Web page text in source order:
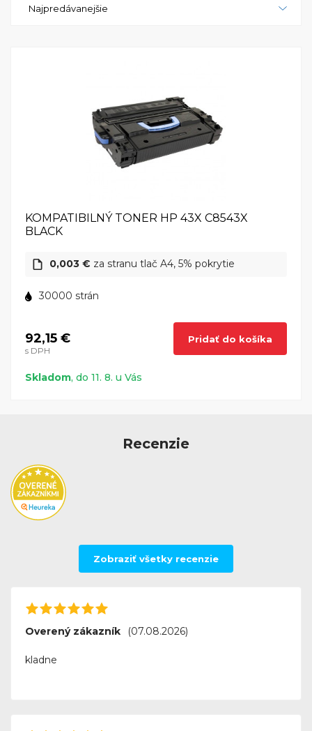
zabezpečí efektívne spracovanie tlačových úloh a
partner pre všetky tlačové potreby.
Najpredávanejšie
KOMPATIBILNÝ TONER HP 43X C8543X
BLACK
0,003 € za stranu tlač A4, 5% pokrytie
30000 strán
92,15 €
s DPH
Pridať do košíka
Skladom, do 11. 8. u Vás
Recenzie
Zobraziť všetky recenzie
Overený zákazník (07.08.2026)
kladne